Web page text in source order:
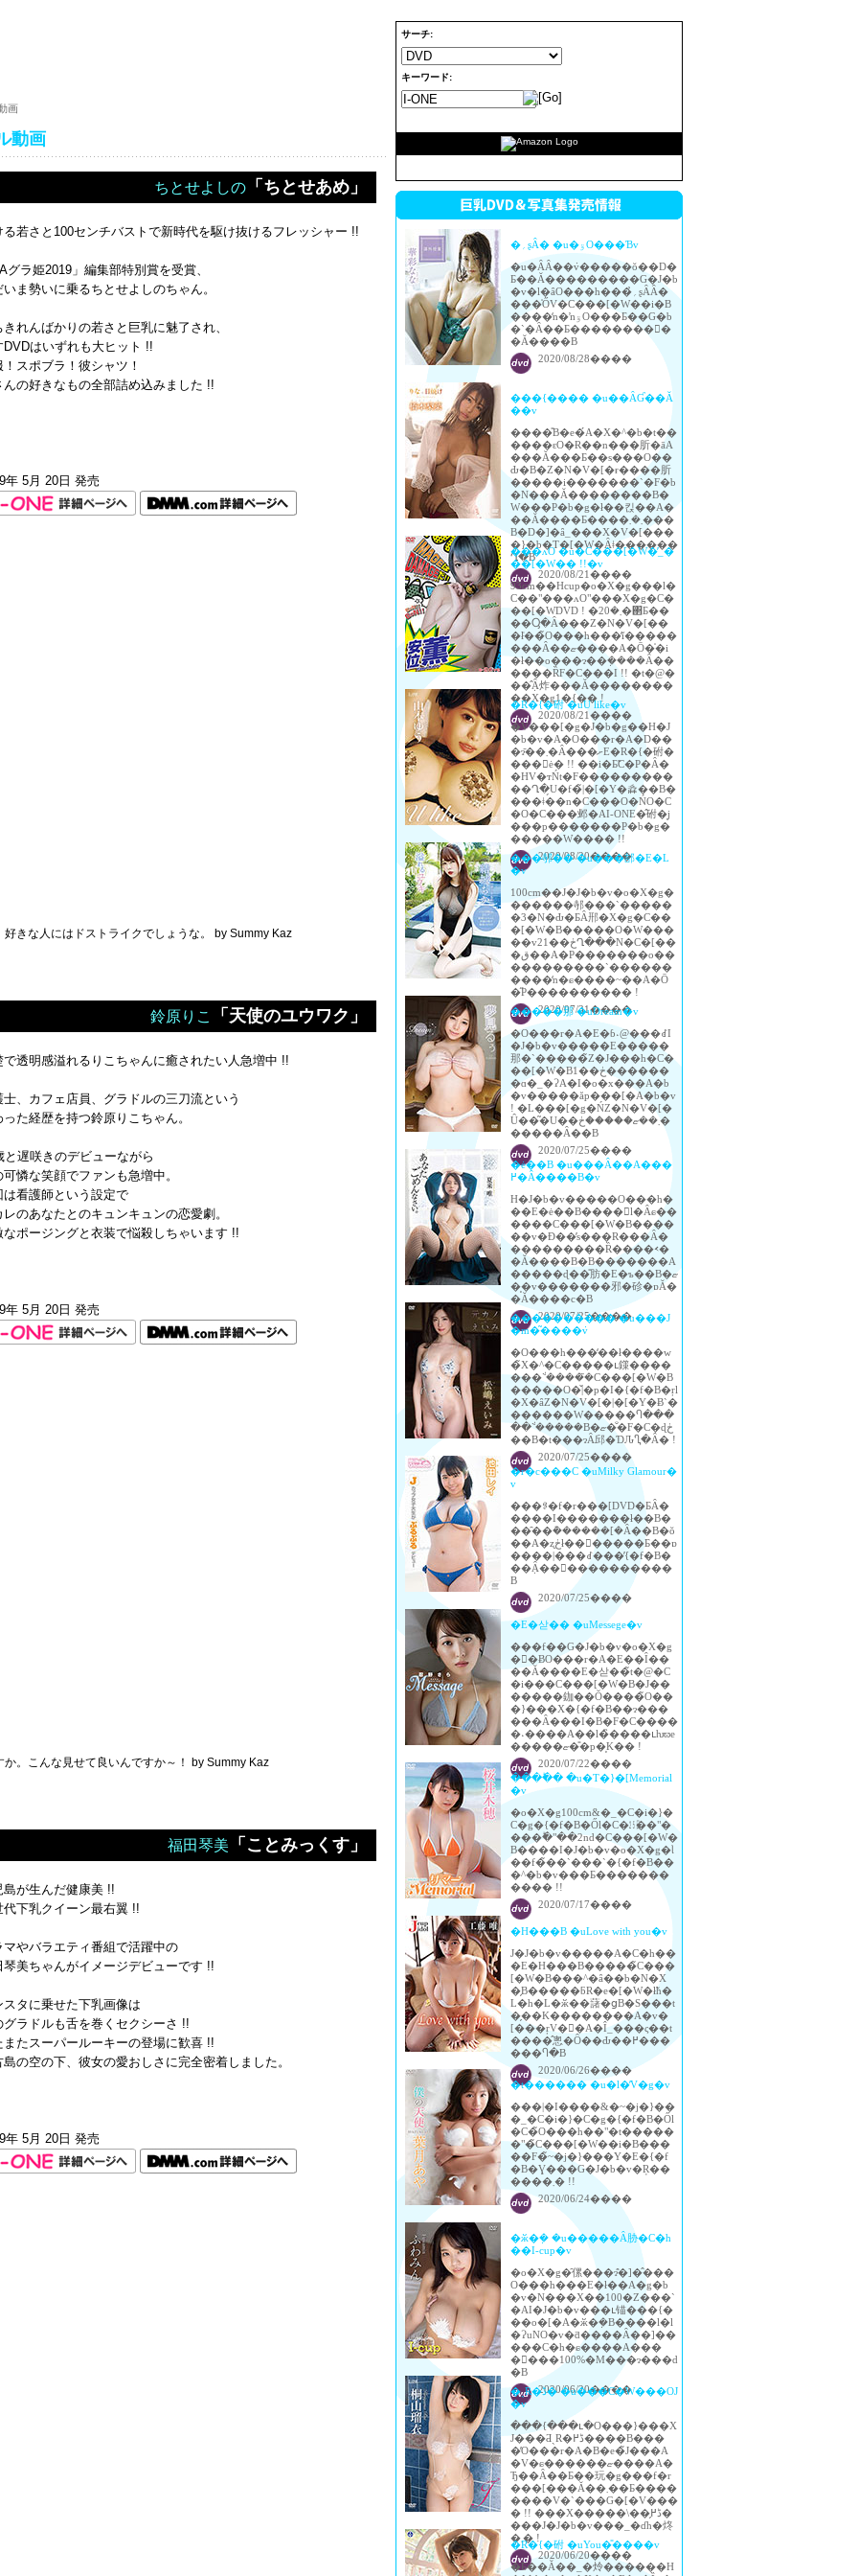
画
動画
ちとせよしの 「ちとせあめ」
る若さと100センチバストで新時代を駆け抜けるフレッシャー !!
グラ姫2019」編集部特別賞を受賞、
いま勢いに乗るちとせよしのちゃん。
きれんばかりの若さと巨乳に魅了され、
DVDはいずれも大ヒット !!
！スポブラ！彼シャツ！
んの好きなもの全部詰め込みました !!
年 5月 20日 発売
きな人にはドストライクでしょうな。 by Summy Kaz
鈴原りこ 「天使のユウワク」
で透明感溢れるりこちゃんに癒されたい人急増中 !!
士、カフェ店員、グラドルの三刀流という
った経歴を持つ鈴原りこちゃん。
と遅咲きのデビューながら
可憐な笑顔でファンも急増中。
は看護師という設定で
レのあなたとのキュンキュンの恋愛劇。
なポージングと衣装で悩殺しちゃいます !!
年 5月 20日 発売
。こんな見せて良いんですか～！ by Summy Kaz
福田琴美 「ことみっくす」
島が生んだ健康美 !!
代下乳クイーン最右翼 !!
マやバラエティ番組で活躍中の
琴美ちゃんがイメージデビューです !!
スタに乗せた下乳画像は
グラドルも舌を巻くセクシーさ !!
またスーパールーキーの登場に歓喜 !!
島の空の下、彼女の愛おしさに完全密着しました。
年 5月 20日 発売
サーチ:
キーワード: